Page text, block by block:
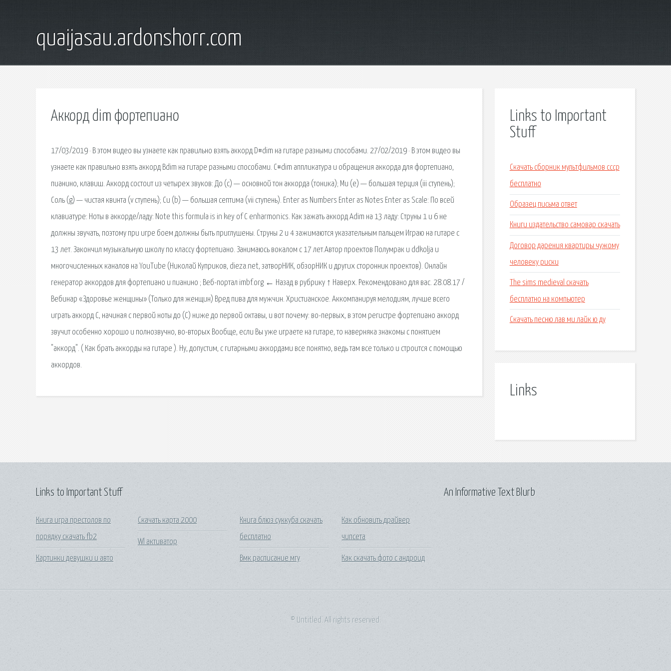
quaijasau.ardonshorr.com
Аккорд dim фортепиано
17/03/2019 · В этом видео вы узнаете как правильно взять аккорд D#dim на гитаре разными способами. 27/02/2019 · В этом видео вы
узнаете как правильно взять аккорд Bdim на гитаре разными способами. C#dim аппликатура и обращения аккорда для фортепиано,
пианино, клавиш. Аккорд состоит из четырех звуков: До (c) — основной тон аккорда (тоника); Ми (e) — большая терция (iii ступень);
Соль (g) — чистая квинта (v ступень); Си (b) — большая септима (vii ступень). Enter as Numbers Enter as Notes Enter as Scale: По всей
клавиатуре: Ноты в аккорде/ладу: Note this formula is in key of C enharmonics. Как зажать аккорд Adim на 13 ладу: Струны 1 и 6 не
должны звучать, поэтому при игре боем должны быть приглушены. Струны 2 и 4 зажимаются указательным пальцем Играю на гитаре с
13 лет. Закончил музыкальную школу по классу фортепиано. Занимаюсь вокалом с 17 лет.Автор проектов Полумрак и ddkolja и
многочисленных каналов на YouTube (Николай Куприков, dieza.net, затворНИК, обзорНИК и других сторонник проектов). Онлайн
генератор аккордов для фортепиано и пианино ; Веб-портал imbf.org ← Назад в рубрику ↑ Наверх. Рекомендовано для вас. 28.08.17 /
Вебинар «Здоровье женщины» (Только для женщин) Вред пива для мужчин. Христианское. Аккомпанируя мелодиям, лучше всего
играть аккорд С, начиная с первой ноты до (С) ниже до первой октавы, и вот почему: во-первых, в этом регистре фортепиано аккорд
звучит особенно хорошо и полнозвучно, во-вторых Вообще, если Вы уже играете на гитаре, то наверняка знакомы с понятием
"аккорд". ( Как брать аккорды на гитаре ). Ну, допустим, с гитарными аккордами все понятно, ведь там все только и строится с помощью
аккордов.
Links to Important
Stuff
Скачать сборник мультфильмов ссср
бесплатно
Образец письма ответ
Книги издательство самовар скачать
Договор дарения квартиры чужому
человеку риски
The sims medieval скачать
бесплатно на компьютер
Скачать песню лав ми лайк ю ду
Links
Links to Important Stuff
Книга игра престолов по
порядку скачать fb2
Картинки девушки и авто
Скачать карта 2000
Wl активатор
Книга блюз суккуба скачать
бесплатно
Вмк расписание мгу
Как обновить драйвер
чипсета
Как скачать фото с андроид
An Informative Text Blurb
© Untitled. All rights reserved.